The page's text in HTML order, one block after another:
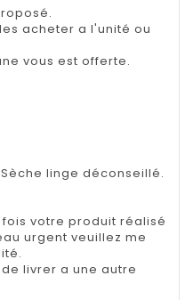
acheter a l'unité ou
vous est offerte.
linge déconseillé.
votre produit réalisé
urgent veuillez me
livrer a une autre